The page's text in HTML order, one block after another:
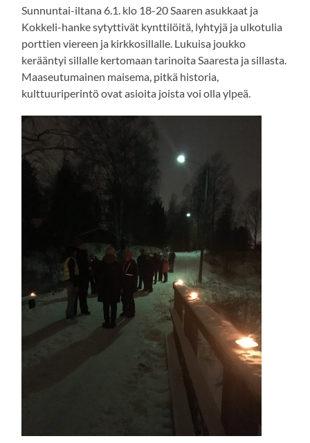
Sunnuntai-iltana 6.1. klo 18-20 Saaren asukkaat ja
Kokkeli-hanke sytyttivät kynttilöitä, lyhtyjä ja ulkotulia
porttien viereen ja kirkkosillalle. Lukuisa joukko
kerääntyi sillalle kertomaan tarinoita Saaresta ja sillasta.
Maaseutumainen maisema, pitkä historia,
kulttuuriperintö ovat asioita joista voi olla ylpeä.